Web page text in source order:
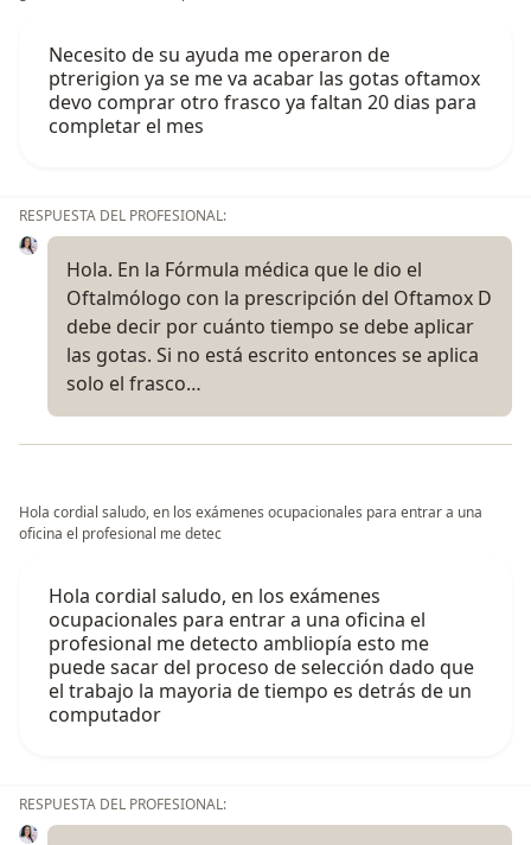
Necesito de su ayuda me operaron de
ptrerigion ya se me va acabar las gotas oftamox
devo comprar otro frasco ya faltan 20 dias para
completar el mes
RESPUESTA DEL PROFESIONAL:
Hola. En la Fórmula médica que le dio el
Oftalmólogo con la prescripción del Oftamox D
debe decir por cuánto tiempo se debe aplicar
las gotas. Si no está escrito entonces se aplica
solo el frasco…
Hola cordial saludo, en los exámenes ocupacionales para entrar a una
oficina el profesional me detec
Hola cordial saludo, en los exámenes
ocupacionales para entrar a una oficina el
profesional me detecto ambliopía esto me
puede sacar del proceso de selección dado que
el trabajo la mayoria de tiempo es detrás de un
computador
RESPUESTA DEL PROFESIONAL: